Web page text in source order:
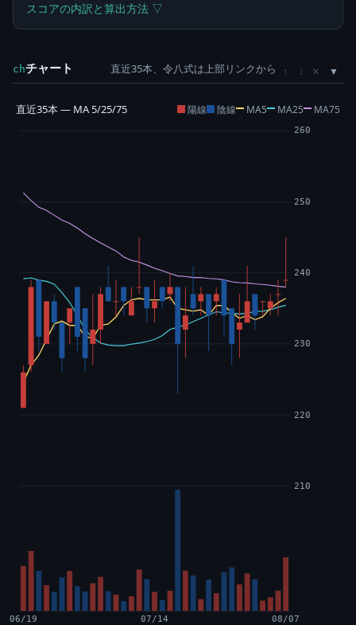
スコアの内訳と算出方法 ▽
chチャート 直近35本、令八式は上部リンクから ↑ ↓ ×
直近35本 — MA 5/25/75 陽線 陰線 MA5 MA25 MA75
210
220
230
240
250
260
06/19 07/14 08/07